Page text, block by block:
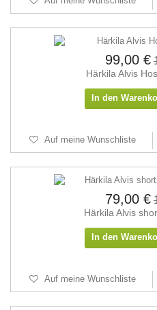
99,00 €
Härkila Alvis
In den
Auf meine Wunschliste
79,00 €
Härkila Alvis
In den
Auf meine Wunschliste